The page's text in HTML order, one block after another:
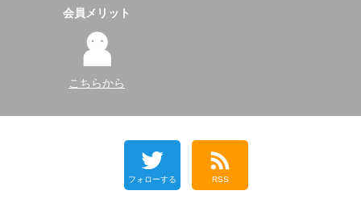
会員メリット
こちらから
フォローする RSS